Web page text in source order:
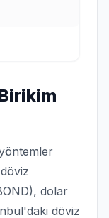
dolar
döviz